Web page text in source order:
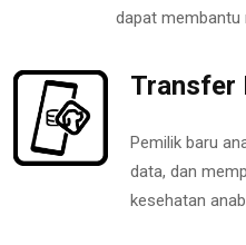
dapat membantu
Transfer
Pemilik baru
data, dan
kesehatan